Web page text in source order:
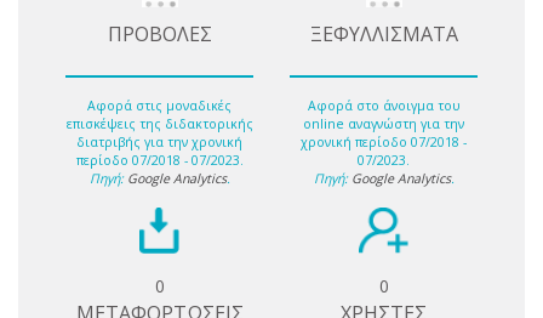
ΠΡΟΒΟΛΕΣ
Αφορά στις μοναδικές
επισκέψεις της διδακτορικής
διατριβής για την χρονική
περίοδο 07/2018 - 07/2023.
Πηγή: Google Analytics.
ΞΕΦΥΛΛΙΣΜΑΤΑ
Αφορά στο άνοιγμα του
online αναγνώστη για την
χρονική περίοδο 07/2018 -
07/2023.
Πηγή: Google Analytics.
0 0